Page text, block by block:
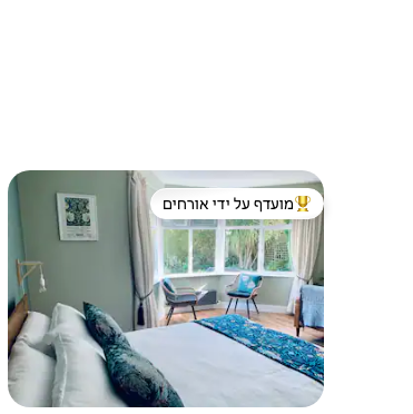
מוביל בקרב נכסים מועדפים על ידי אורחים
מועדף על ידי אורחים